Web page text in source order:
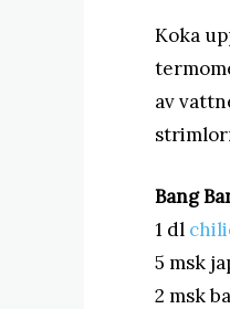
Koka
av
Bang
1 dl
5 msk
2 msk